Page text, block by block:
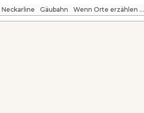
Neckarline Gäubahn Wenn Orte erzählen ...